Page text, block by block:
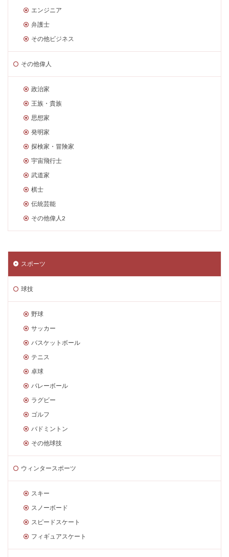
エンジニア
弁護士
その他ビジネス
その他偉人
政治家
王族・貴族
思想家
発明家
探検家・冒険家
宇宙飛行士
武道家
棋士
伝統芸能
その他偉人2
スポーツ
球技
野球
サッカー
バスケットボール
テニス
卓球
バレーボール
ラグビー
ゴルフ
バドミントン
その他球技
ウィンタースポーツ
スキー
スノーボード
スピードスケート
フィギュアスケート